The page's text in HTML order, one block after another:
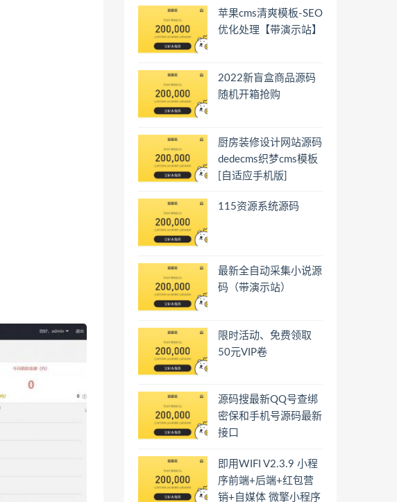
苹果cms清爽模板-SEO
优化处理【带演示站】
2022新盲盒商品源码
随机开箱抢购
厨房装修设计网站源码
dedecms织梦cms模板
[自适应手机版]
115资源系统源码
最新全自动采集小说源
码（带演示站）
限时活动、免费领取
50元VIP卷
源码搜最新QQ号查绑
密保和手机号源码最新
接口
即用WIFI V2.3.9 小程
序前端+后端+红包营
销+自媒体 微擎小程序